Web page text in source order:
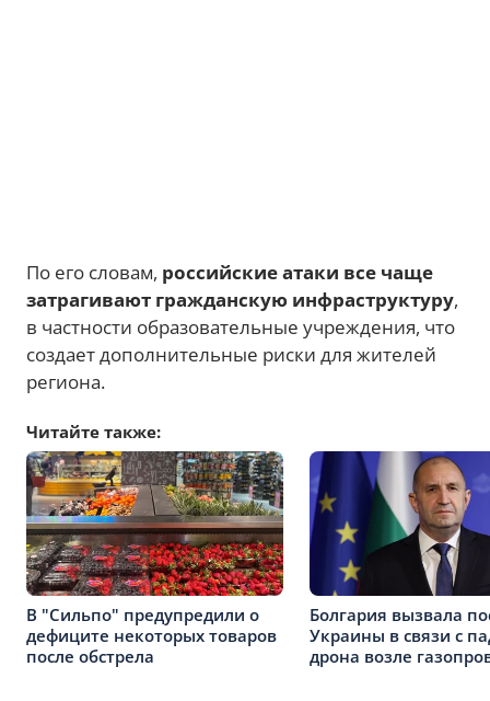
По его словам, российские атаки все чаще
затрагивают гражданскую инфраструктуру,
в частности образовательные учреждения, что
создает дополнительные риски для жителей
региона.
Читайте также:
В "Сильпо" предупредили о
дефиците некоторых товаров
после обстрела
Болгария вызвала
Украины в связи с
дрона возле